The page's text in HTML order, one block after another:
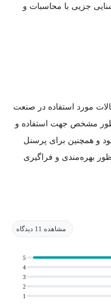
جزیی با محاسبات و
مورد استفاده در صنعت
مشخص جهت استفاده و
و همچنین برای پرسنل
بهره‌مندی و فراگیری
همواره تحقیق و
اهل‌فن و خبرگان این
جهت اهمیت بالا در
که تنها ارتباط سطح
می‌باشد، به‌صورت
مشاهده 11 دیدگاه
1
2
3
4
5